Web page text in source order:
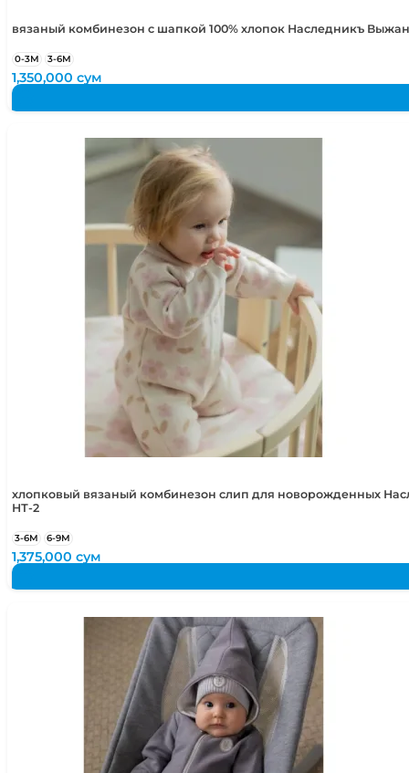
вязаный комбинезон с шапкой 100% хлопок Наследникъ
0-3М 3-6М
1,350,000сум
хлопковый вязаный комбинезон слип для новорожденных
НТ-2
3-6М 6-9М
1,375,000сум